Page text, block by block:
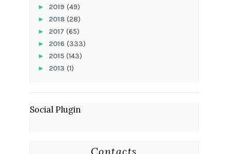
► 2019 (49)
► 2018 (28)
► 2017 (65)
► 2016 (333)
► 2015 (143)
► 2013 (1)
Social Plugin
Contacts